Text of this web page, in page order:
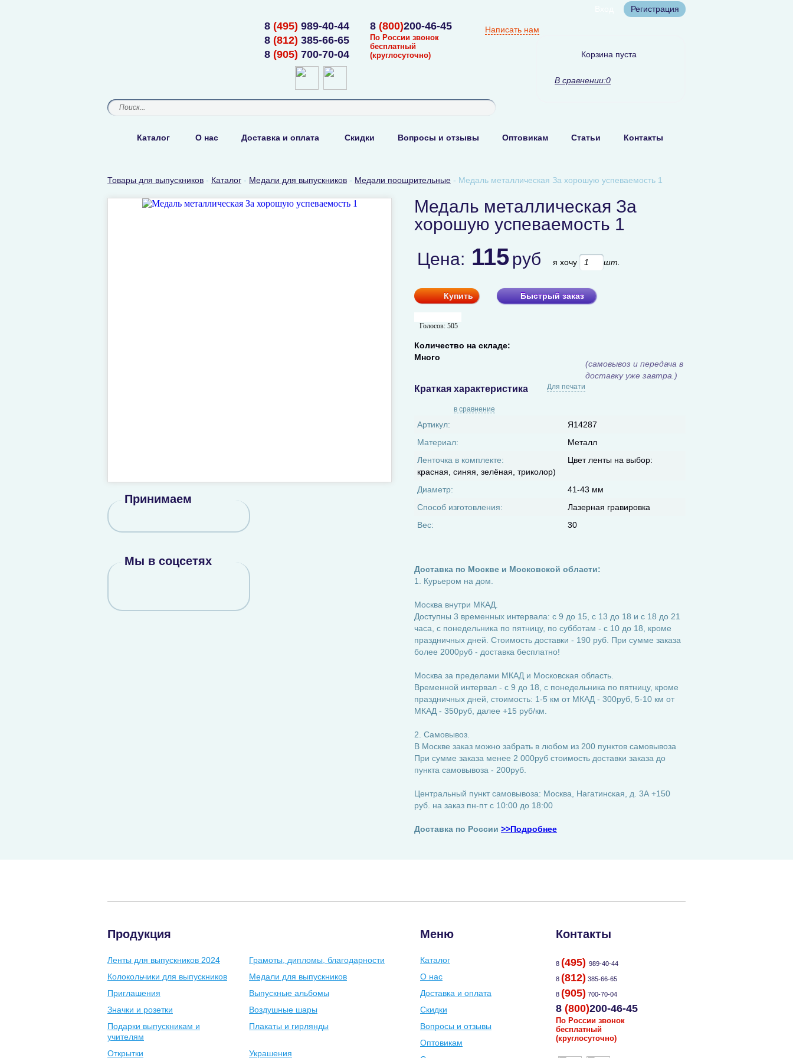
Регистрация
8 (495) 989-40-44
8 (812) 385-66-65
8 (905) 700-70-04
8 (800)200-46-45
По России звонок
бесплатный
(круглосуточно)
Написать нам
Корзина пуста
В сравнении:0
Каталог О нас Доставка и оплата Скидки Вопросы и отзывы Оптовикам Статьи Контакты
Товары для выпускников - Каталог - Медали для выпускников - Медали поощрительные - Медаль металлическая За хорошую успеваемость 1
Медаль металлическая За
хорошую успеваемость 1
Цена: 115 руб я хочу шт.
Купить Быстрый заказ
Голосов: 505
Количество на складе:
Много
(самовывоз и передача в
доставку уже завтра.)
Краткая характеристика Для печати
в сравнение
Артикул:
Я14287
Материал:
Металл
Ленточка в комплекте:
Цвет ленты на выбор:
красная, синяя, зелёная, триколор)
Диаметр:
41-43 мм
Способ изготовления:
Лазерная гравировка
Вес:
30
Доставка по Москве и Московской области:
1. Курьером на дом.
Москва внутри МКАД.
Доступны 3 временных интервала: с 9 до 15, с 13 до 18 и с 18 до 21
часа, с понедельника по пятницу, по субботам - с 10 до 18, кроме
праздничных дней. Стоимость доставки - 190 руб. При сумме заказа
более 2000руб - доставка бесплатно!
Москва за пределами МКАД и Московская область.
Временной интервал - с 9 до 18, с понедельника по пятницу, кроме
праздничных дней, стоимость: 1-5 км от МКАД - 300руб, 5-10 км от
МКАД - 350руб, далее +15 руб/км.
2. Самовывоз.
В Москве заказ можно забрать в любом из 200 пунктов самовывоза
При сумме заказа менее 2 000руб стоимость доставки заказа до
пункта самовывоза - 200руб.
Центральный пункт самовывоза: Москва, Нагатинская, д. 3А +150
руб. на заказ пн-пт с 10:00 до 18:00
Доставка по России >>Подробнее
Принимаем
Мы в соцсетях
Продукция
Ленты для выпускников 2024
Грамоты, дипломы, благодарности
Колокольчики для выпускников
Медали для выпускников
Приглашения
Выпускные альбомы
Значки и розетки
Воздушные шары
Подарки выпускникам и
учителям
Плакаты и гирлянды
Открытки Украшения
Меню
Каталог
О нас
Доставка и оплата
Скидки
Вопросы и отзывы
Оптовикам
Контакты
8 (495) 989-40-44
8 (812) 385-66-65
8 (905) 700-70-04
8 (800)200-46-45
По России звонок
бесплатный
(круглосуточно)